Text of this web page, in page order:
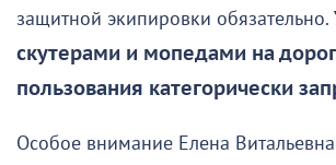
защитной экипировки обязательно.
скутерами и мопедами на
пользования категорически
Особое внимание Елена